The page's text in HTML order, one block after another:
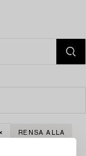
RENSA ALLA